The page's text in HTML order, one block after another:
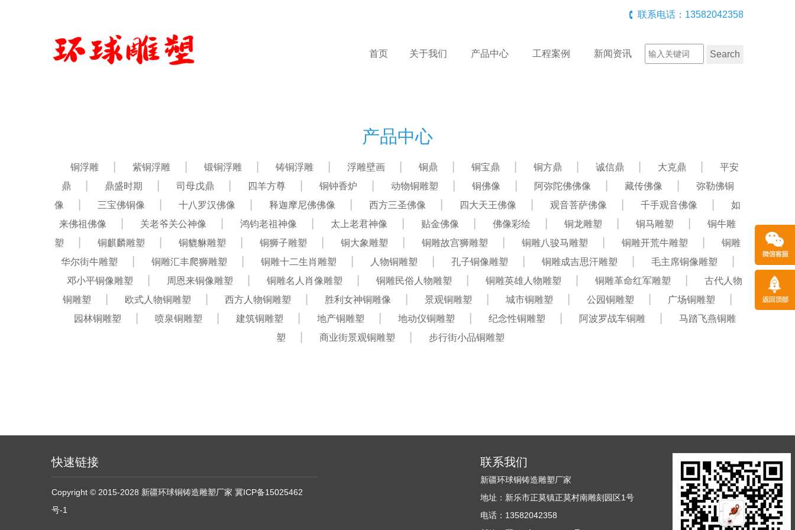
联系电话：13582042358
首页 关于我们 产品中心 工程案例 新闻资讯
产品中心
铜浮雕 紫铜浮雕 锻铜浮雕 铸铜浮雕 浮雕壁画 铜鼎 铜宝鼎 铜方鼎 诚信鼎 大克鼎
平安
鼎
鼎盛时期 司母戊鼎 四羊方尊 铜钟香炉 动物铜雕塑 铜佛像 阿弥陀佛佛像 藏传佛像
弥勒佛铜
像
三宝佛铜像 十八罗汉佛像 释迦摩尼佛佛像 西方三圣佛像 四大天王佛像 观音菩萨佛像 千手观音佛像
如
来佛祖佛像
关老爷关公神像 鸿钧老祖神像 太上老君神像 贴金佛像 佛像彩绘 铜龙雕塑 铜马雕塑
铜牛雕
塑
铜麒麟雕塑 铜貔貅雕塑 铜狮子雕塑 铜大象雕塑 铜雕故宫狮雕塑 铜雕八骏马雕塑 铜雕开荒牛雕塑
铜雕
华尔街牛雕塑
铜雕汇丰爬狮雕塑 铜雕十二生肖雕塑 人物铜雕塑 孔子铜像雕塑 铜雕成吉思汗雕塑
毛主席铜像雕塑
邓小平铜像雕塑
周恩来铜像雕塑 铜雕名人肖像雕塑 铜雕民俗人物雕塑 铜雕英雄人物雕塑 铜雕革命红军雕塑
古代人物
铜雕塑
欧式人物铜雕塑 西方人物铜雕塑 胜利女神铜雕像 景观铜雕塑 城市铜雕塑 公园铜雕塑
广场铜雕塑
园林铜雕塑
喷泉铜雕塑 建筑铜雕塑 地产铜雕塑 地动仪铜雕塑 纪念性铜雕塑 阿波罗战车铜雕
马踏飞燕铜雕
塑
商业街景观铜雕塑 步行街小品铜雕塑
快速链接
Copyright © 2015-2028 新疆环球铜铸造雕塑厂家 冀ICP备15025462
号-1
联系我们
新疆环球铜铸造雕塑厂家
地址：新乐市正莫镇正莫村南雕刻园区1号
电话：13582042358